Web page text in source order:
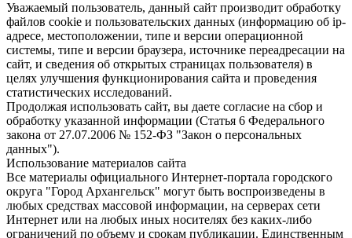
Уважаемый пользователь, данный сайт производит обработку
файлов cookie и пользовательских данных (информацию об ip-
адресе, местоположении, типе и версии операционной
системы, типе и версии браузера, источнике переадресации на
сайт, и сведения об открытых страницах пользователя) в
целях улучшения функционирования сайта и проведения
статистических исследований.
Продолжая использовать сайт, вы даете согласие на сбор и
обработку указанной информации (Статья 6 Федерального
закона от 27.07.2006 № 152-ФЗ "Закон о персональных
данных").
Использование материалов сайта
Все материалы официального Интернет-портала городского
округа "Город Архангельск" могут быть воспроизведены в
любых средствах массовой информации, на серверах сети
Интернет или на любых иных носителях без каких-либо
ограничений по объему и срокам публикации. Единственным